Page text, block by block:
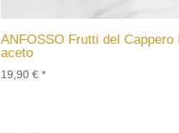
ANFOSSO Frutti del Cappero
aceto
19,90€ *